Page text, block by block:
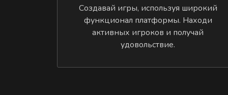
Создавай игры, используя широкий
функционал платформы. Находи
активных игроков и получай
удовольствие.